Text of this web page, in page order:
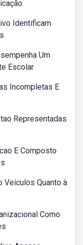
Identificam
Um
Escolar
Incompletas E
Representadas
E Composto
Veículos Quanto à
Como